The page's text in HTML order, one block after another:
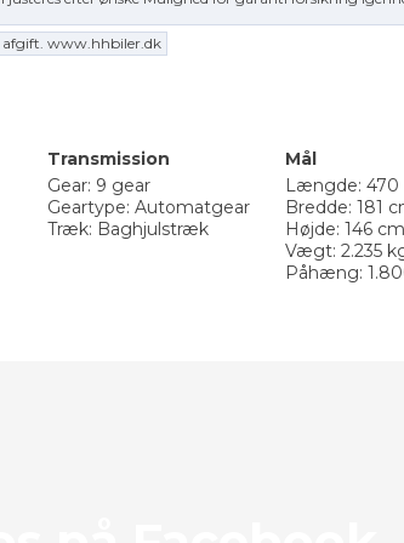
afgift. www.hhbiler.dk
Transmission
Gear: 9 gear
Geartype: Automatgear
Træk: Baghjulstræk
Mål
Længde: 470
Bredde: 181
Højde: 146 cm
Vægt: 2.235
Påhæng: